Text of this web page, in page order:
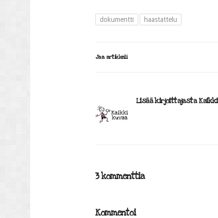
dokumentti haastattelu
Jaa artikkeli
Lisää kirjoittajasta
3 kommenttia
Kommentoi